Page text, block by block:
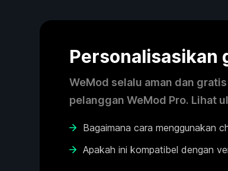
Personalisasikan
WeMod selalu aman dan
pelanggan WeMod Pro. Lihat
Bagaimana cara menggunakan
Apakah ini kompatibel dengan